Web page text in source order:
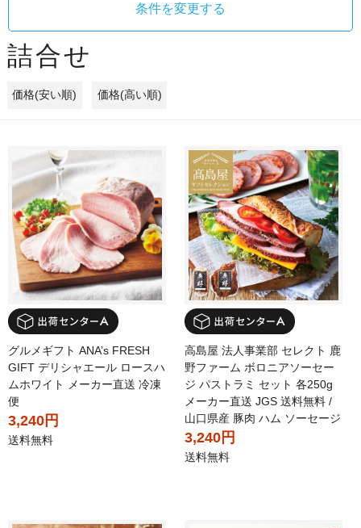
条件を変更する
詰合せ
価格(安い順) 価格(高い順)
グルメギフト ANA’s FRESH
GIFT デリシャエール ロースハ
ムホワイト メーカー直送 冷凍
便
3,240円
送料無料
高島屋 法人事業部 セレクト 鹿
野ファーム ボロニアソーセー
ジ パストラミ セット 各250g
メーカー直送 JGS 送料無料 /
山口県産 豚肉 ハム ソーセージ
3,240円
送料無料